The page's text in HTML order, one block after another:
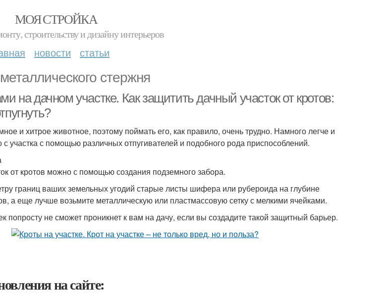
МОЯ СТРОЙКА
строительству и дизайну интерьеров
новости статьи
стержня
на дачном участке. Как защитить дачный участок от кротов:
и хитрое животное, поэтому поймать его, как правило, очень трудно. Намного легче и
с участка с помощью различных отпугивателей и подобного рода приспособлений.
от кротов можно с помощью создания подземного забора.
границ ваших земельных угодий старые листы шифера или рубероида на глубине
а еще лучше возьмите металлическую или пластмассовую сетку с мелкими ячейками.
попросту не сможет проникнет к вам на дачу, если вы создадите такой защитный барьер.
на сайте: